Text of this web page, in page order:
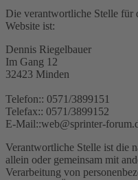
Die verantwortliche Stelle für
Website ist:
Dennis Riegelbauer
Im Gang 12
32423 Minden
Telefon:: 0571/3899151
Telefax:: 0571/3899152
E-Mail::web@sprinter-
Verantwortliche Stelle ist die
allein oder gemeinsam mit
Verarbeitung von